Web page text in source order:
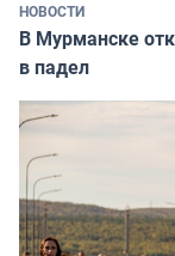
НОВОСТИ
В Мурманске
в падел